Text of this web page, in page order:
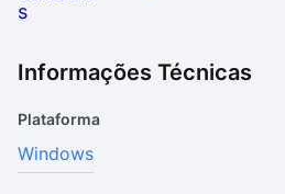
Informações Técnicas
Plataforma
Windows